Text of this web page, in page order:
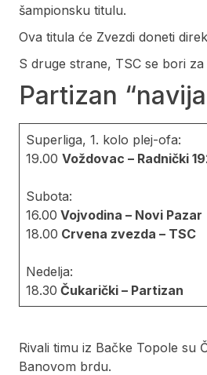
šampionsku titulu.
Ova titula će Zvezdi doneti
S druge strane, TSC se bori
Partizan
Superliga, 1. kolo plej-ofa:
19.00 Voždovac – Radnički
Subota:
16.00 Vojvodina – Novi Pazar
18.00 Crvena zvezda – TSC
Nedelja:
18.30 Čukarički – Partizan
Rivali timu iz Bačke Topole su
Banovom brdu.